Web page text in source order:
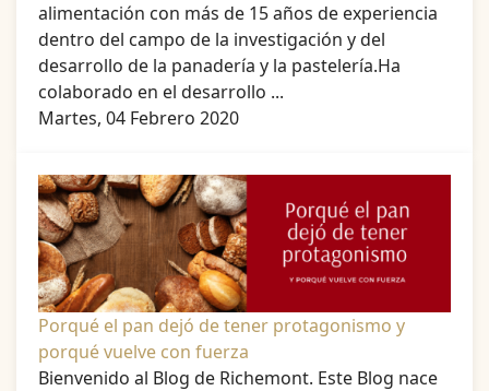
alimentación con más de 15 años de experiencia
dentro del campo de la investigación y del
desarrollo de la panadería y la pastelería.Ha
colaborado en el desarrollo ...
Martes, 04 Febrero 2020
Porqué el pan dejó de tener protagonismo y
porqué vuelve con fuerza
Bienvenido al Blog de Richemont. Este Blog nace